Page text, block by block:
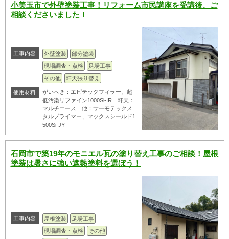
小美玉市で外壁塗装工事！リフォーム市民講座を受講後、ご
相談くださいました！
工事内容 外壁塗装
部分塗装
現場調査・点検
足場工事
その他
軒天張り替え
使用材料
がいへき：エピテックフィラー、超
低汚染リファイン1000Si-IR 軒天：
マルチエース 他：サーモテックメ
タルプライマー、マックスシールド1
500Si-JY
石岡市で築19年のモニエル瓦の塗り替え工事のご相談！屋根
塗装は暑さに強い遮熱塗料を選ぼう！
工事内容 屋根塗装
足場工事
現場調査・点検
その他